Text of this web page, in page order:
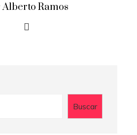
Alberto Ramos
Buscar